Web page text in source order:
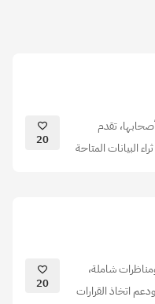
تقدم
البيانات المتاحة
20
شاملة،
اتخاذ القرارات
20